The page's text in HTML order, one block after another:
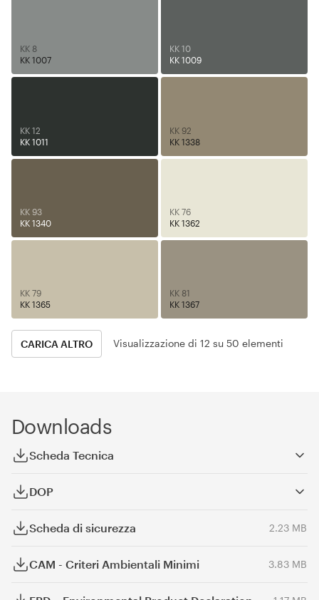
KK 8
KK 1007
KK 10
KK 1009
KK 12
KK 1011
KK 92
KK 1338
KK 93
KK 1340
KK 76
KK 1362
KK 79
KK 1365
KK 81
KK 1367
CARICA ALTRO Visualizzazione di 12 su 50 elementi
Downloads
Scheda Tecnica
DOP
Scheda di sicurezza 2.23 MB
CAM - Criteri Ambientali Minimi 3.83 MB